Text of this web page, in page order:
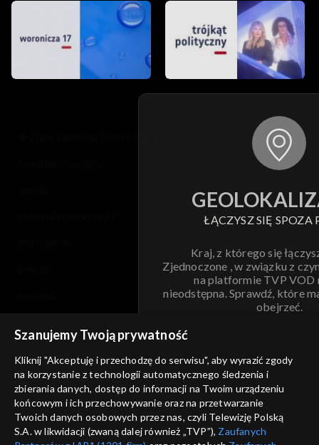
ŁĄCZYSZ SIĘ SPOZA
Kraj, z którego się
Zjednoczone , w związku z
na platformie TVP VOD
nieodstępna. Sprawdź, które
obejrzeć.
ANULUJ
informacje o dostawcy usług
Szanujemy Twoją prywatność
Kliknij "Akceptuję i przechodzę do serwisu", aby wyrazić zgody
na korzystanie z technologii automatycznego śledzenia i
zbierania danych, dostęp do informacji na Twoim urządzeniu
końcowym i ich przechowywanie oraz na przetwarzanie
Twoich danych osobowych przez nas, czyli Telewizję Polską
S.A. w likwidacji (zwaną dalej również „TVP”), Zaufanych